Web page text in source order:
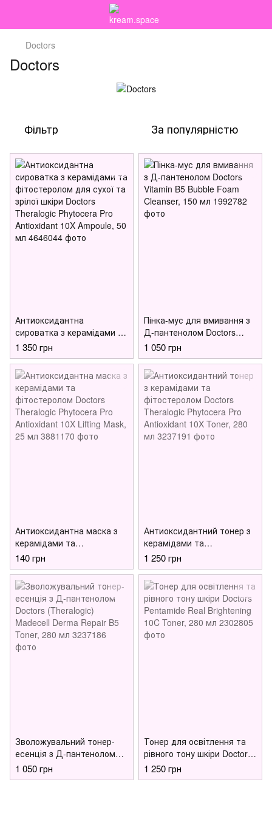
Doctors
Doctors
Фільтр За популярністю
Антиоксидантна
сироватка з керамідами та
фітостеролом для сухої та
зрілої шкіри Doctors
Theralogic Phytocera Pro
Antioxidant 10X Ampoule, 50
мл
1 350 грн
Пінка-мус для вмивання з
Д-пантенолом Doctors
Vitamin B5 Bubble Foam
Cleanser, 150 мл
1 050 грн
Антиоксидантна маска з
керамідами та
фітостеролом Doctors
Theralogic Phytocera Pro
Antioxidant 10X Lifting Mask,
25 мл
140 грн
Антиоксидантний тонер з
керамідами та
фітостеролом Doctors
Theralogic Phytocera Pro
Antioxidant 10X Toner, 280
мл
1 250 грн
Зволожувальний тонер-
есенція з Д-пантенолом
Doctors (Theralogic)
Madecell Derma Repair B5
1 050 грн
Тонер для освітлення та
рівного тону шкіри Doctors
Pentamide Real Brightening
10C Toner, 280 мл
1 250 грн